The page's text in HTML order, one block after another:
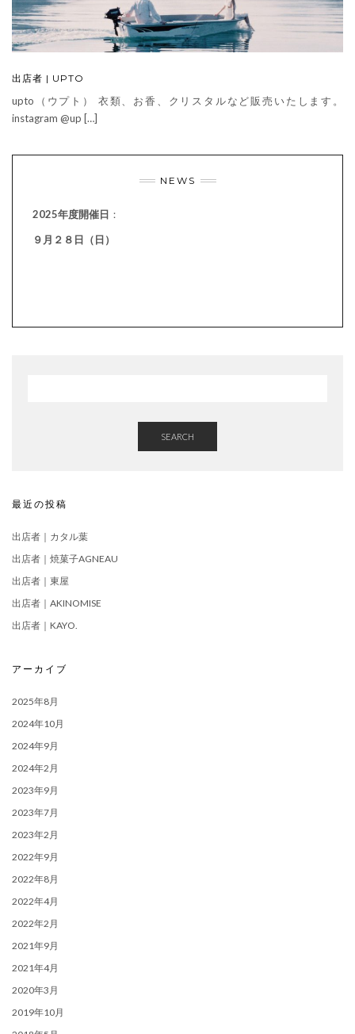
出店者 | UPTO
upto（ウプト） 衣類、お香、クリスタルなど販売いたします。
instagram @up […]
NEWS
2025年度開催日 ：
９月２８日（日）
SEARCH
最近の投稿
出店者｜カタル葉
出店者｜焼菓子AGNEAU
出店者｜東屋
出店者｜AKINOMISE
出店者｜KAYO.
アーカイブ
2025年8月
2024年10月
2024年9月
2024年2月
2023年9月
2023年7月
2023年2月
2022年9月
2022年8月
2022年4月
2022年2月
2021年9月
2021年4月
2020年3月
2019年10月